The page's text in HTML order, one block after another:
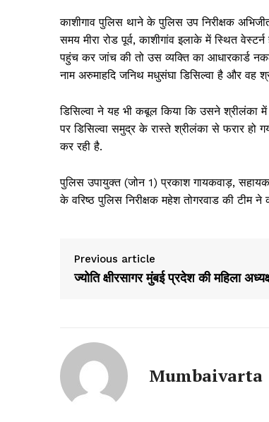
काशीगाव पुलिस थाने के पुलिस उप निरीक्षक
समय मीरा रोड पूर्व, काशीगांव इलाके में स्थित
पहुंच कर जांच की तो उस व्यक्ति का आधारकार्ड
नाम अरुमाहदि जनिथ मधुसंघा डिसिल्वा है और वह
डिसिल्वा ने यह भी कबूल किया कि उसने श्रीलंका में
पर डिसिल्वा समुद्र के रास्ते श्रीलंका से फरार हो
कर रही है.
पुलिस उपायुक्त (जोन 1) प्रकाश गायकवाड़, सहायक
के वरिष्ठ पुलिस निरीक्षक महेश तोगरवाड की टीम ने
Previous article
ज्योति क्षीरसागर मुंबई प्रदेश की महिला
Mumbaivarta